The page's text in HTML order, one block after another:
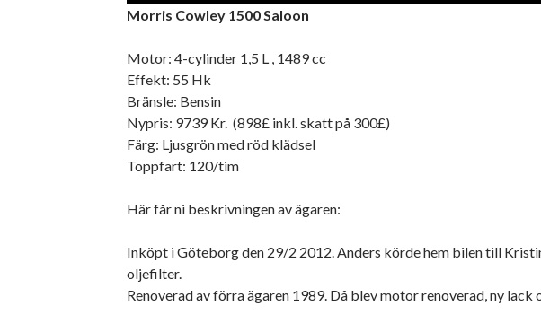
Morris Cowley 1500 Saloon
Motor: 4-cylinder 1,5 L , 1489 cc
Effekt: 55 Hk
Bränsle: Bensin
Nypris: 9739 Kr. (898£ inkl. skatt på 300£)
Färg: Ljusgrön med röd klädsel
Toppfart: 120/tim
Här får ni beskrivningen av ägaren:
Inköpt i Göteborg den 29/2 2012. Anders körde hem bilen till
oljefilter.
Renoverad av förra ägaren 1989. Då blev motor renoverad, ny lack